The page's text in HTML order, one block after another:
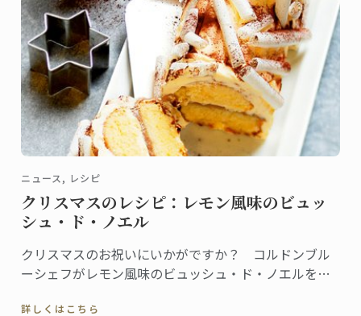
ニュース, レシピ
クリスマスのレシピ：レモン風味のビュッ
シュ・ド・ノエル
クリスマスのお祝いにいかがですか？ コルドンブル
ーシェフがレモン風味のビュッシュ・ド・ノエルをご
詳しくはこちら